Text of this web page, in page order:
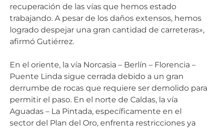
recuperación de las vías que hemos estado
trabajando. A pesar de los daños extensos, hemos
logrado despejar una gran cantidad de carreteras»,
afirmó Gutiérrez.
En el oriente, la vía Norcasia – Berlín – Florencia –
Puente Linda sigue cerrada debido a un gran
derrumbe de rocas que requiere ser demolido para
permitir el paso. En el norte de Caldas, la vía
Aguadas – La Pintada, específicamente en el
sector del Plan del Oro, enfrenta restricciones ya